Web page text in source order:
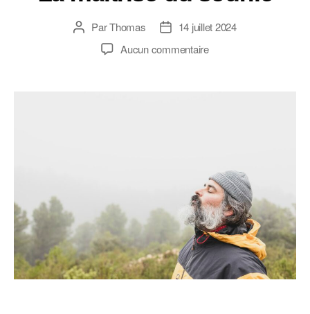
Auteur
l’article
ParThomas
Date
l’article
14 juillet 2024
Aucun commentairesur